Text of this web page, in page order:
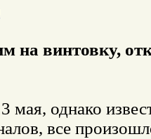
на винтовку,
мая, однако
все